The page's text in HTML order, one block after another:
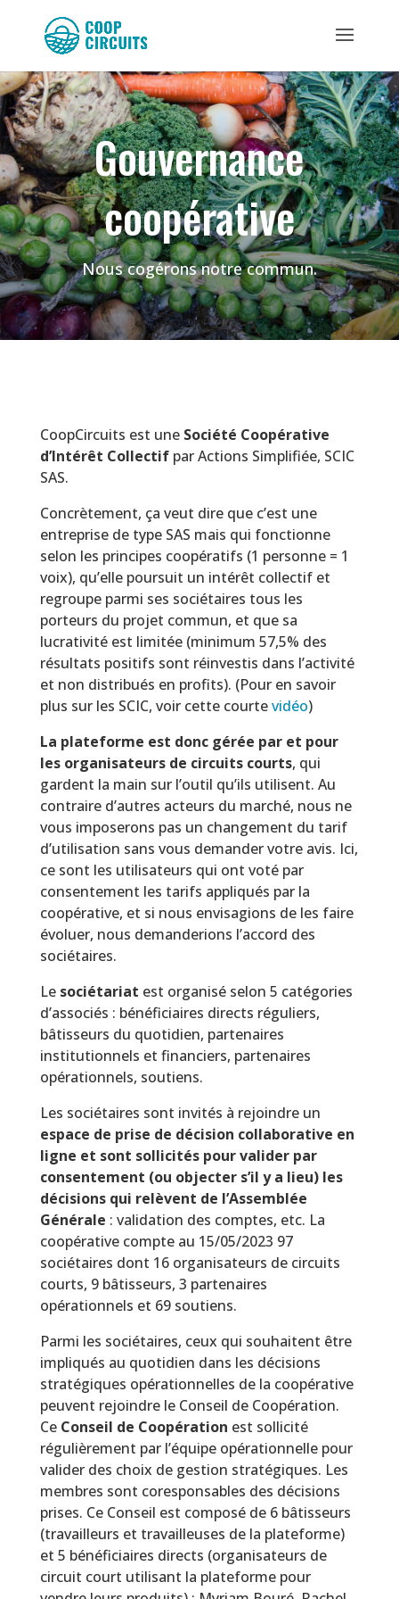
Gouvernance
coopérative
Nous cogérons notre commun.
CoopCircuits est une Société Coopérative
d’Intérêt Collectifpar Actions Simplifiée, SCIC
SAS.
Concrètement, ça veut dire que c’est une
entreprise de type SAS mais qui fonctionne
selon les principes coopératifs (1 personne = 1
voix), qu’elle poursuit un intérêt collectif et
regroupe parmi ses sociétaires tous les
porteurs du projet commun, et que sa
lucrativité est limitée (minimum 57,5% des
résultats positifs sont réinvestis dans l’activité
et non distribués en profits). (Pour en savoir
plus sur les SCIC, voir cette courtevidéo)
La plateforme est donc gérée par et pour
les organisateurs de circuits courts, qui
gardent la main sur l’outil qu’ils utilisent. Au
contraire d’autres acteurs du marché, nous ne
vous imposerons pas un changement du tarif
d’utilisation sans vous demander votre avis. Ici,
ce sont les utilisateurs qui ont voté par
consentement les tarifs appliqués par la
coopérative, et si nous envisagions de les faire
évoluer, nous demanderions l’accord des
sociétaires.
Le sociétariat est organisé selon 5 catégories
d’associés : bénéficiaires directs réguliers,
bâtisseurs du quotidien, partenaires
institutionnels et financiers, partenaires
opérationnels, soutiens.
Les sociétaires sont invités à rejoindre un
espace de prise de décision collaborative en
ligne et sont sollicités pour valider par
consentement (ou objecter s’il y a lieu) les
décisions qui relèvent de l’Assemblée
Générale : validation des comptes, etc. La
coopérative compte au 15/05/2023 97
sociétaires dont 16 organisateurs de circuits
courts, 9 bâtisseurs, 3 partenaires
opérationnels et 69 soutiens.
Parmi les sociétaires, ceux qui souhaitent être
impliqués au quotidien dans les décisions
stratégiques opérationnelles de la coopérative
peuvent rejoindre le Conseil de Coopération.
Ce Conseil de Coopération est sollicité
régulièrement par l’équipe opérationnelle pour
valider des choix de gestion stratégiques. Les
membres sont coresponsables des décisions
prises. Ce Conseil est composé de 6 bâtisseurs
(travailleurs et travailleuses de la plateforme)
et 5 bénéficiaires directs (organisateurs de
circuit court utilisant la plateforme pour